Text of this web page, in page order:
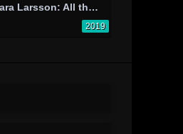
Zara Larsson: All the Time
2019